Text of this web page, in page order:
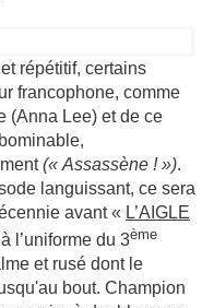
répétitif, certains
francophone, comme
(Anna Lee) et de ce
(« Assassène ! »).
languissant, ce sera
avant « L’AIGLE
l’uniforme du 3ème
et rusé dont le
bout. Champion